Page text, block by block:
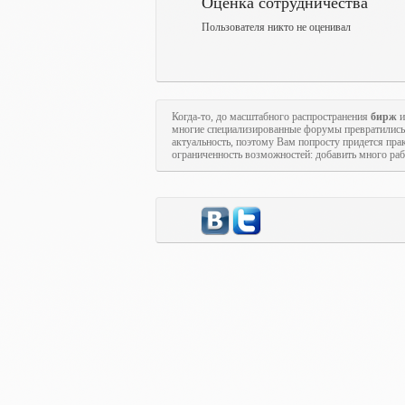
Пользователя никто не оценивал
Когда-то, до масштабного распространения бирж
многие специализированные форумы
актуальность, поэтому Вам попросту придется
ограниченность возможностей: добавить много